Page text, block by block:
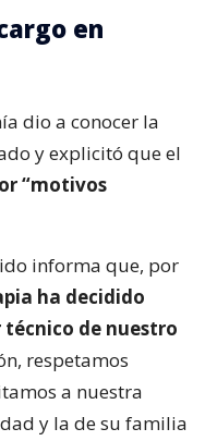
en
dio a conocer la
y explicitó que el
“motivos
informa que, por
ha decidido
de nuestro
respetamos
a nuestra
y la de su familia